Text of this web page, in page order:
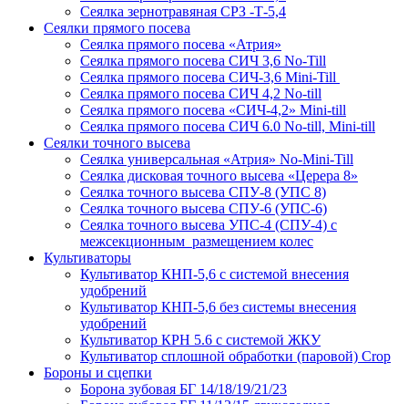
Сеялка зернотравяная СРЗ -Т-5,4
Сеялки прямого посева
Сеялка прямого посева «Атрия»
Сеялка прямого посева СИЧ 3,6 No-Till
Сеялка прямого посева СИЧ-3,6 Mini-Till
Сеялка прямого посева СИЧ 4,2 No-till
Сеялка прямого посева «СИЧ-4,2» Mini-till
Сеялка прямого посева СИЧ 6.0 No-till, Mini-till
Сеялки точного высева
Сеялка универсальная «Атрия» No-Mini-Till
Сеялка дисковая точного высева «Церера 8»
Сеялка точного высева СПУ-8 (УПС 8)
Сеялка точного высева СПУ-6 (УПС-6)
Сеялка точного высева УПС-4 (СПУ-4) с
межсекционным размещением колес
Культиваторы
Культиватор КНП-5,6 с системой внесения
удобрений
Культиватор КНП-5,6 без системы внесения
удобрений
Культиватор КРН 5.6 с системой ЖКУ
Культиватор сплошной обработки (паровой) Crop
Бороны и сцепки
Борона зубовая БГ 14/18/19/21/23